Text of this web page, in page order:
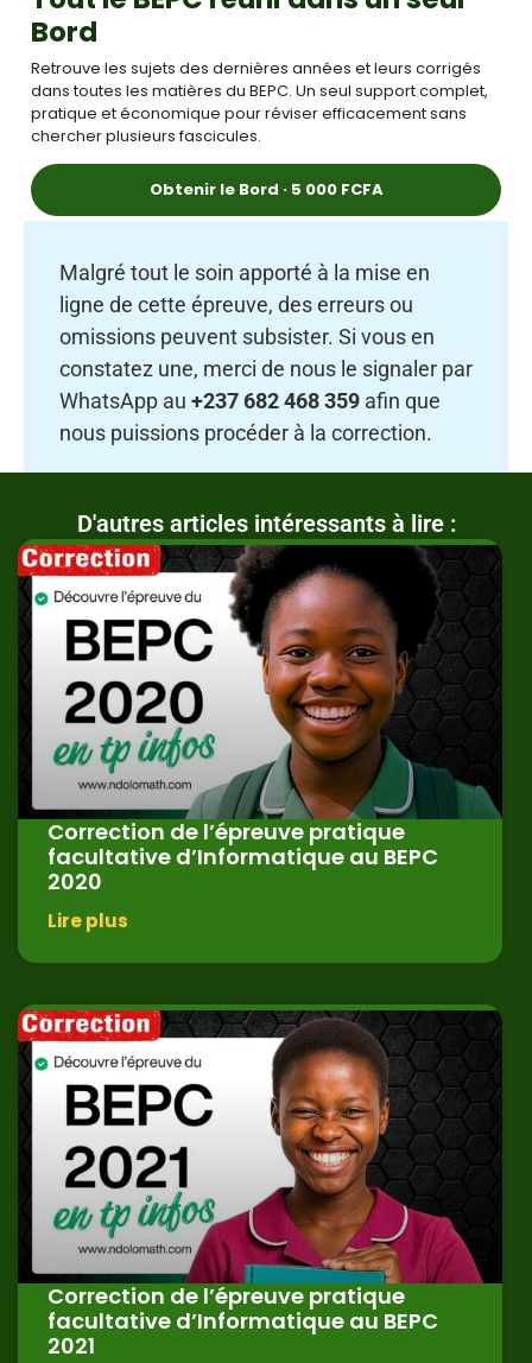
Bord
Retrouve les sujets des dernières années et leurs corrigés
dans toutes les matières du BEPC. Un seul support complet,
pratique et économique pour réviser efficacement sans
chercher plusieurs fascicules.
Obtenir le Bord · 5 000 FCFA
Malgré tout le soin apporté à la mise en
ligne de cette épreuve, des erreurs ou
omissions peuvent subsister. Si vous en
constatez une, merci de nous le signaler par
WhatsApp au +237 682 468 359 afin que
nous puissions procéder à la correction.
D'autres articles intéressants à lire :
Correction de l’épreuve pratique
facultative d’Informatique au BEPC
2020
Lire plus
Correction de l’épreuve pratique
facultative d’Informatique au BEPC
2021